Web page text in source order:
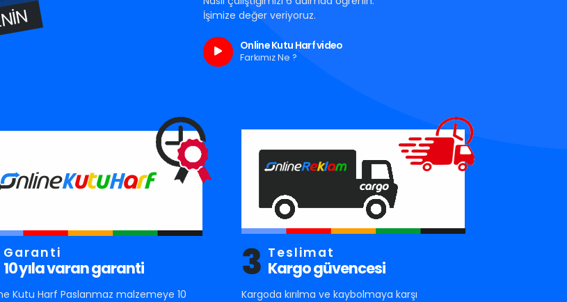
İşimize değer veriyoruz.
Online Kutu Harf video
Farkımız Ne ?
Garanti
10 yıla varan garanti
Kutu Harf Paslanmaz malzemeye 10
3 Teslimat
Kargo güvencesi
Kargoda kırılma ve kaybolmaya karşı